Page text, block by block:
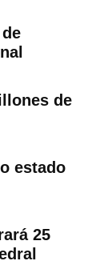
de
estado
25